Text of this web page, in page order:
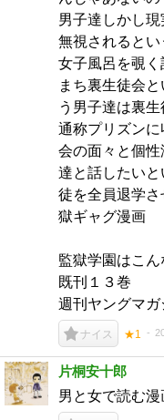
男子達しかし
無視されると
女子風呂を覗
まち裏生徒会
う男子達は裏
通称プリズン
会の面々と個
達と話したい
徒を全員退学
獄ギャグ漫画
監獄学園はこん
既刊１３巻
週刊ヤングマ
ナイス ★1
片桐安十郎
男と女で読む